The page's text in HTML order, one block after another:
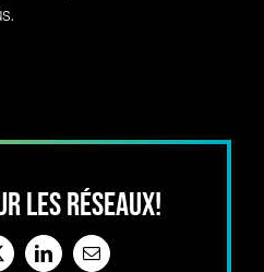
LES RÉSEAUX!
LinkedInEmail